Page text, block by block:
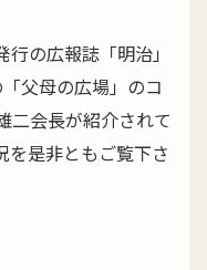
の広報誌「明治」
父母の広場」のコ
二会長が紹介されて
を是非ともご覧下さ